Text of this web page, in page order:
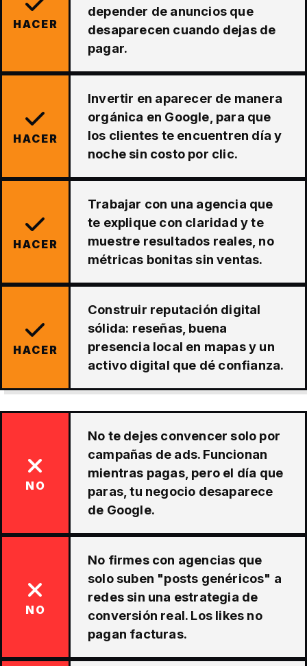
HACER
depender de anuncios que
desaparecen cuando dejas de
pagar.
HACER
Invertir en aparecer de manera
orgánica en Google, para que
los clientes te encuentren día y
noche sin costo por clic.
HACER
Trabajar con una agencia que
te explique con claridad y te
muestre resultados reales, no
métricas bonitas sin ventas.
HACER
Construir reputación digital
sólida: reseñas, buena
presencia local en mapas y un
activo digital que dé confianza.
NO
No te dejes convencer solo por
campañas de ads. Funcionan
mientras pagas, pero el día que
paras, tu negocio desaparece
de Google.
NO
No firmes con agencias que
solo suben "posts genéricos" a
redes sin una estrategia de
conversión real. Los likes no
pagan facturas.